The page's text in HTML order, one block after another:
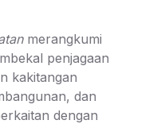
merangkumi
penjagaan
kakitangan
dan
dengan